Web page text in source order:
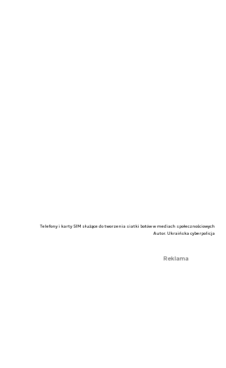
Telefony i karty SIM służące do tworzenia siatki botów w mediach społecznościowych
Autor. Ukraińska cyberpolicja
Reklama